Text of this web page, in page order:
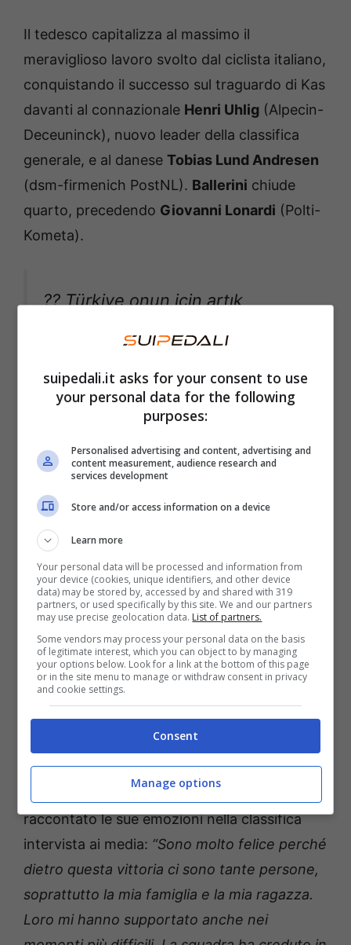
Il tedesco capitalizza al massimo il
meraviglioso lavoro svolto dal ciclista italiano,
conquistando il successo sul traguardo di Kas
davanti al connazionale Henri Uhlig (Alpecin-
Deceuninck), nuovo leader della classifica
generale, e al danese Tobias Lund Andresen
(dsm-firmenich PostNL). Ballerini chiude
quarto, precedendo Giovanni Lonardi (Polti-
Kometa).
?? Türkiye onun için artık
unutulmaz bir yer: Max Kanter,
galibiyetini aldı! ?
?? Türkiye is unforgettable for
him now: Max Kanter won his
first pro win! ?#TUR2024
#touroftürkiye
pic.twitter.com/CX3vJ8xprx
— Tour of Türkiye
(@tourofturkiye)April 22, 2024
Kanter: “Sognavo da tempo
questa vittoria”
, una volta terminata la corsa, ha
raccontato le sue emozioni nella classifica
intervista ai media: “Sono molto felice perché
dietro questa vittoria ci sono tante persone,
soprattutto la mia famiglia e la mia ragazza.
Loro mi hanno supportato anche nei
suipedali.it asks for your consent to use
your personal data for the following
purposes:
Personalised advertising and content, advertising and
content measurement, audience research and
services development
Store and/or access information on a device
Learn more
Your personal data will be processed and information from
your device (cookies, unique identifiers, and other device
data) may be stored by, accessed by and shared with 319
partners, or used specifically by this site. We and our partners
may use precise geolocation data. List of partners.
Some vendors may process your personal data on the basis
of legitimate interest, which you can object to by managing
your options below. Look for a link at the bottom of this page
or in the site menu to manage or withdraw consent in privacy
and cookie settings.
Consent
Manage options